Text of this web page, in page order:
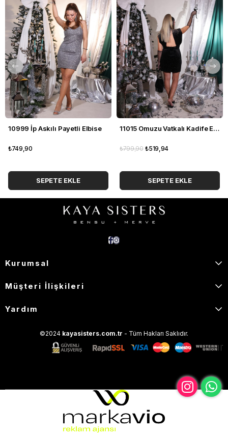
10999 İp Askılı Payetli Elbise
₺749,90
SEPETE EKLE
11015 Omuzu Vatkalı Kadife Elbise
₺519,94
₺799,90
SEPETE EKLE
Kurumsal
Müşteri İlişkileri
Yardım
©2024 kayasisters.com.tr - Tüm Hakları Saklıdır.